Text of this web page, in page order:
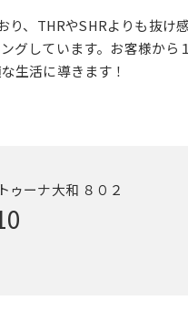
、THRやSHRよりも抜け
グしています。お客様か
生活に導きます！
ゥーナ大和 ８０２